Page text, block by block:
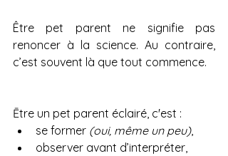
Être pet parent ne signifie pas
renoncer à la science. Au contraire,
c’est souvent là que tout commence.
Ētre un pet parent éclairé, c'est :
se former (oui, même un peu),
observer avant d’interpréter,